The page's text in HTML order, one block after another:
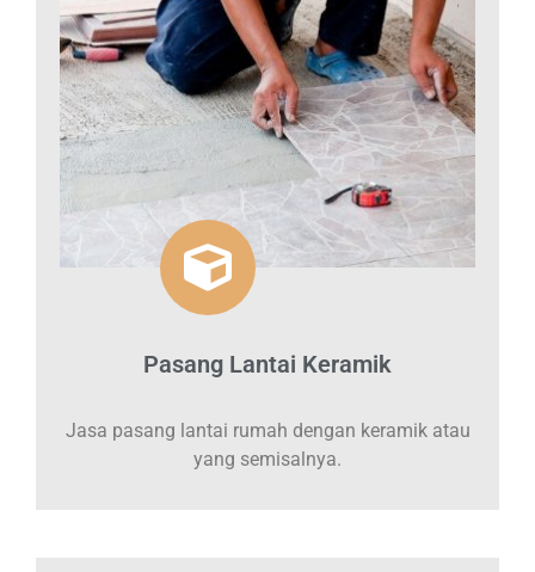
Pasang Lantai Keramik
Jasa pasang lantai rumah dengan keramik atau
yang semisalnya.